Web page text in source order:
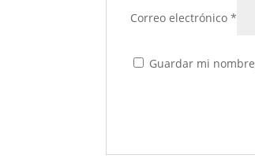
Correo electrónico*
Guardar mi